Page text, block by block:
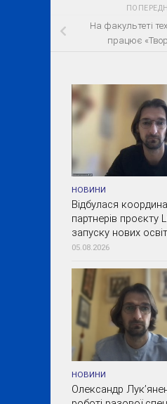
На факультеті
працює
НОВИНИ
Відбулася
партнерів проєкту
запуску нових
05.08.2026
НОВИНИ
Олександр